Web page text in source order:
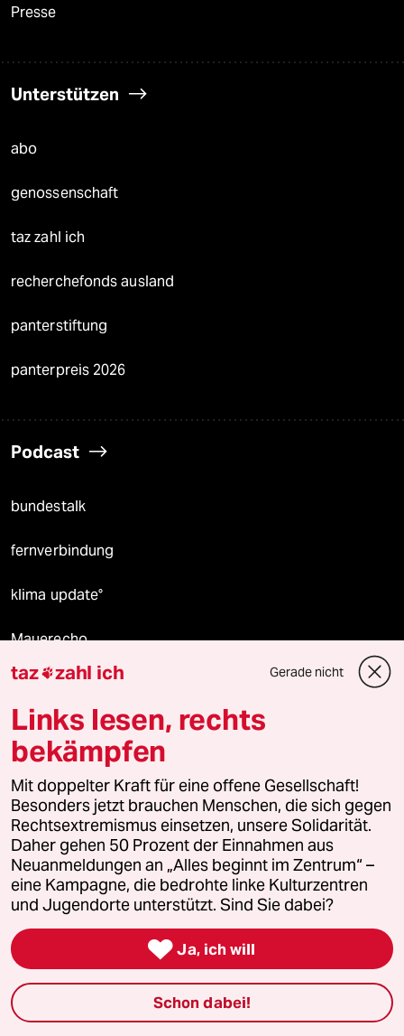
Presse
Unterstützen
abo
genossenschaft
taz zahl ich
recherchefonds ausland
panterstiftung
panterpreis 2026
Podcast
bundestalk
fernverbindung
klima update°
Mauerecho
Freie Rede
reingehen
Newsletter
team zukunft
taz frisch
taz zahl ich
taz lab Infobrief
taz zahl ich Gerade nicht
Links lesen, rechts
bekämpfen
Mit doppelter Kraft für eine offene Gesellschaft!
Besonders jetzt brauchen Menschen, die sich gegen
Rechtsextremismus einsetzen, unsere Solidarität.
Daher gehen 50 Prozent der Einnahmen aus
Neuanmeldungen an „Alles beginnt im Zentrum“ –
eine Kampagne, die bedrohte linke Kulturzentren
und Jugendorte unterstützt. Sind Sie dabei?
 Ja, ich will
Schon dabei!